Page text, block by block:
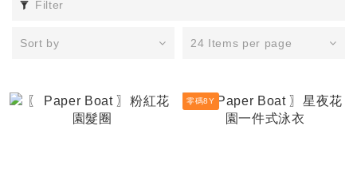
Filter
Sort by 24 Items per page
零碼8Y